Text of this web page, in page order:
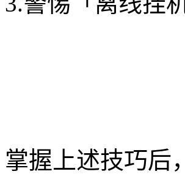
掌握上述技巧后